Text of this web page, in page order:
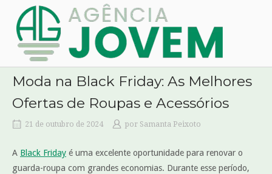
content
Home
Moda na Black Friday: As Melhores
Ofertas de Roupas e Acessórios
21 de outubro de 2024 por Samanta Peixoto
A Black Friday é uma excelente oportunidade para renovar o
guarda-roupa com grandes economias. Durante esse período,